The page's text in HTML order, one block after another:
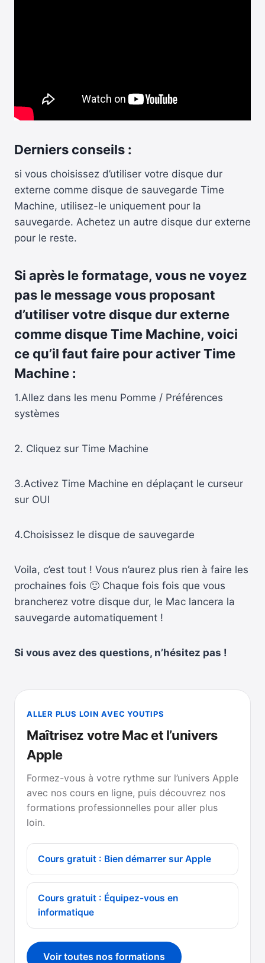
Derniers conseils :
si vous choisissez d’utiliser votre disque dur
externe comme disque de sauvegarde Time
Machine, utilisez-le uniquement pour la
sauvegarde. Achetez un autre disque dur externe
pour le reste.
Si après le formatage, vous ne voyez
pas le message vous proposant
d’utiliser votre disque dur externe
comme disque Time Machine, voici
ce qu’il faut faire pour activer Time
Machine :
1.Allez dans les menu Pomme / Préférences
systèmes
2. Cliquez sur Time Machine
3.Activez Time Machine en déplaçant le curseur
sur OUI
4.Choisissez le disque de sauvegarde
Voila, c’est tout ! Vous n’aurez plus rien à faire les
prochaines fois 🙂 Chaque fois fois que vous
brancherez votre disque dur, le Mac lancera la
sauvegarde automatiquement !
Si vous avez des questions, n’hésitez pas !
ALLER PLUS LOIN AVEC YOUTIPS
Maîtrisez votre Mac et l’univers
Apple
Formez-vous à votre rythme sur l’univers Apple
avec nos cours en ligne, puis découvrez nos
formations professionnelles pour aller plus
loin.
Cours gratuit : Bien démarrer sur Apple
Cours gratuit : Équipez-vous en
informatique
Voir toutes nos formations